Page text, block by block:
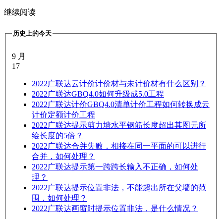
继续阅读
历史上的今天
9 月
17
2022广联达云计价计价材与未计价材有什么区别？
2022广联达GBQ4.0如何升级成5.0工程
2022广联达计价GBQ4.0清单计价工程如何转换成云
计价定额计价工程
2022广联达提示剪力墙水平钢筋长度超出其图元所
绘长度的5倍？
2022广联达合并失败，相接在同一平面的可以进行
合并，如何处理？
2022广联达提示第一跨跨长输入不正确，如何处
理？
2022广联达提示位置非法，不能超出所在父墙的范
围，如何处理？
2022广联达画窗时提示位置非法，是什么情况？